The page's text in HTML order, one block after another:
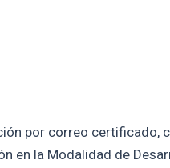
por correo certificado,
en la Modalidad de